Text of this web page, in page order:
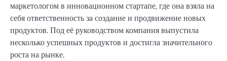
маркетологом в инновационном стартапе, где она взяла на
себя ответственность за создание и продвижение новых
продуктов. Под её руководством компания выпустила
несколько успешных продуктов и достигла значительного
роста на рынке.